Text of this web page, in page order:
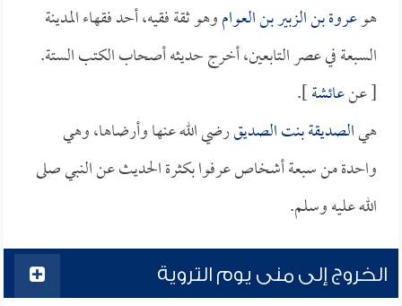
هوعروة بن الزبير بن العواموهو ثقة فقيه، أحد فقهاء المدينة
السبعة في عصر التابعين، أخرج حديثه أصحاب الكتب الستة.
[ عنعائشة].
هيالصديقة بنت الصديقرضي الله عنها وأرضاها، وهي
واحدة من سبعة أشخاص عرفوا بكثرة الحديث عن النبي صلى
الله عليه وسلم.
الخروج إلى منى يوم التروية